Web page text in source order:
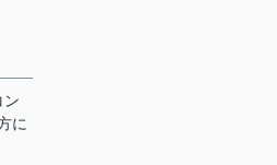
ン
に